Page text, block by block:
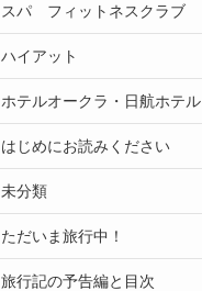
スパ フィットネスクラブ
ハイアット
ホテルオークラ・日航ホテル
はじめにお読みください
未分類
ただいま旅行中！
旅行記の予告編と目次